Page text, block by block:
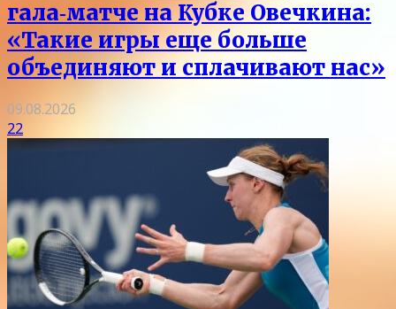
гала‑матче на Кубке Овечкина:
«Такие игры еще больше
объединяют и сплачивают нас»
09.08.2026
22